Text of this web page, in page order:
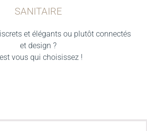
SANITAIRE
et élégants ou plutôt connectés
et design ?
vous qui choisissez !